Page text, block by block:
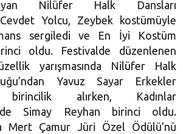
Nilüfer Halk Dansları
Yolcu, Zeybek kostümüyle
sergiledi ve En İyi Kostüm
oldu. Festivalde düzenlenen
yarışmasında Nilüfer Halk
Yavuz Sayar Erkekler
birincilik alırken, Kadınlar
de Simay Reyhan birinci oldu.
Mert Çamur Jüri Özel Ödülü’nü